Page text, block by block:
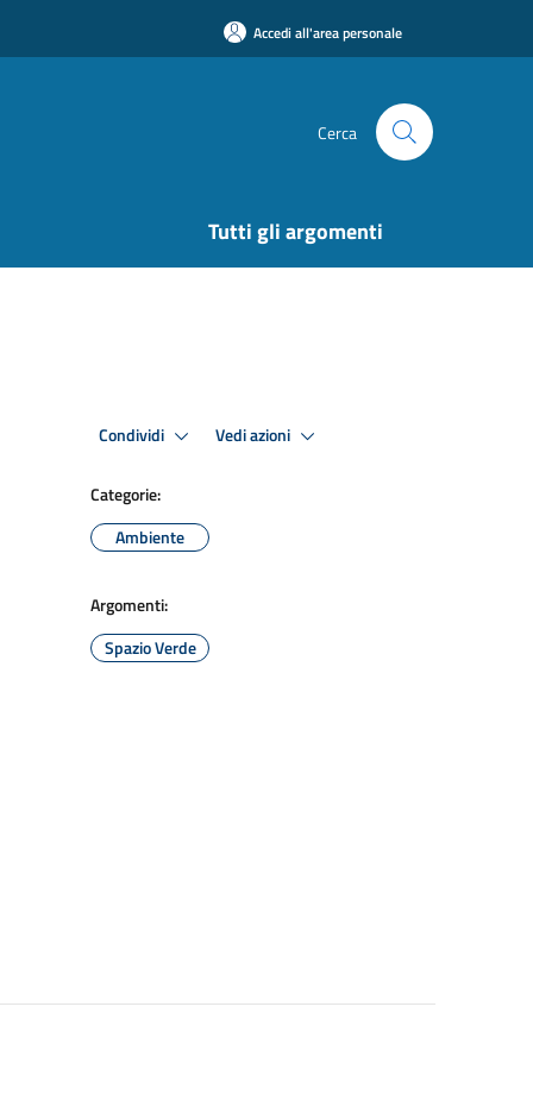
Accedi all'area personale
Cerca
Tutti gli argomenti
Condividi Vedi azioni
Categorie:
Ambiente
Argomenti:
Spazio Verde